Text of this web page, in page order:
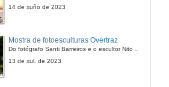
14 de xuño de 2023
Mostra de fotoesculturas Overtraz
Do fotógrafo Santi Barreiros e o escultor Nito Contreras.
13 de xul. de 2023